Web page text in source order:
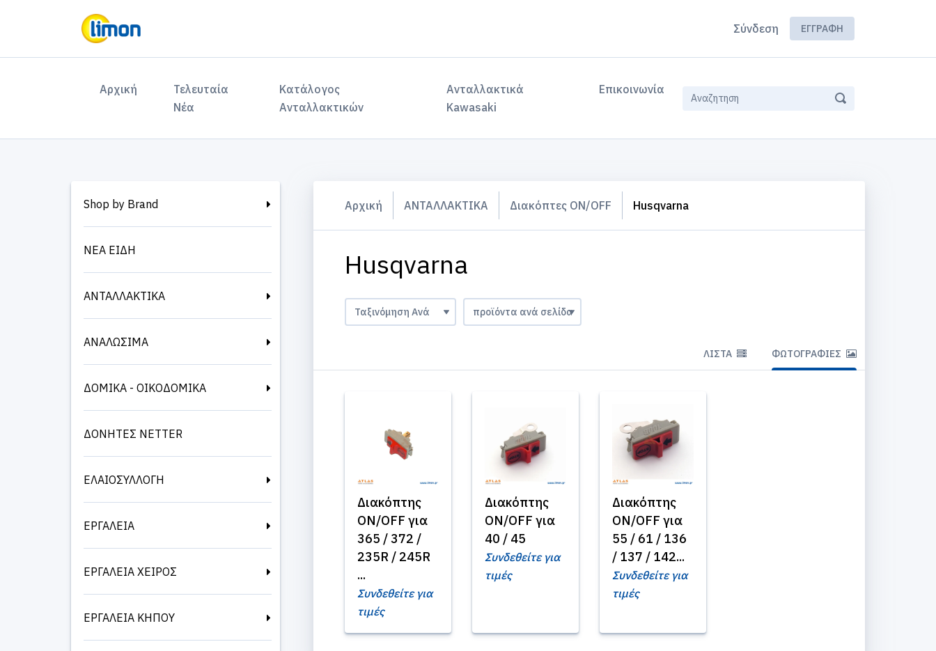
Σύνδεση ΕΓΓΡΑΦΉ
Αρχική (current)Τελευταία
Νέα
Κατάλογος
Ανταλλακτικών
Ανταλλακτικά
Kawasaki
Επικοινωνία
Shop by Brand
ΝΕΑ ΕΙΔΗ
ΑΝΤΑΛΛΑΚΤΙΚΑ
ΑΝΑΛΩΣΙΜΑ
ΔΟΜΙΚΑ - ΟΙΚΟΔΟΜΙΚΑ
ΔΟΝΗΤΕΣ NETTER
ΕΛΑΙΟΣΥΛΛΟΓΗ
ΕΡΓΑΛΕΙΑ
ΕΡΓΑΛΕΙΑ ΧΕΙΡΟΣ
ΕΡΓΑΛΕΙΑ ΚΗΠΟΥ
Αρχική ΑΝΤΑΛΛΑΚΤΙΚΑ Διακόπτες ON/OFF Husqvarna
Husqvarna
ΛΊΣΤΑ ΦΩΤΟΓΡΑΦΊΕΣ
Διακόπτης
ON/OFF για
365 / 372 /
235R / 245R
...
Συνδεθείτε για
τιμές
Διακόπτης
ON/OFF για
40 / 45
Συνδεθείτε για
τιμές
Διακόπτης
ON/OFF για
55 / 61 / 136
/ 137 / 142...
Συνδεθείτε για
τιμές